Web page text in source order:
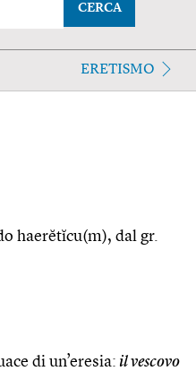
CERCA
ERETISMO
haerĕtĭcu(m), dal gr.
di un’eresia: il vescovo